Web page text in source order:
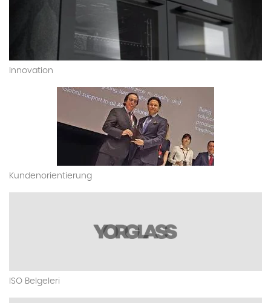
Innovation
Kundenorientierung
ISO Belgeleri